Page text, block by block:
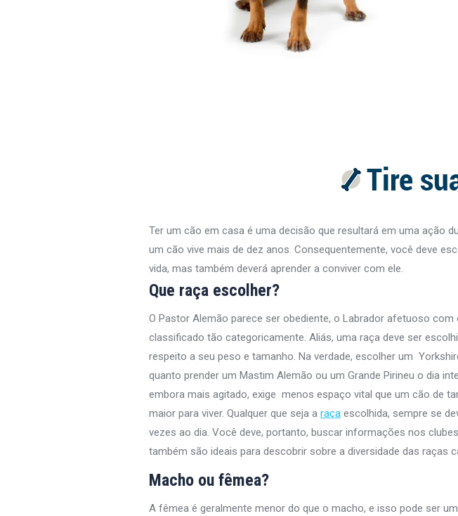
Ter um cão em casa é uma decisão que resultará em uma ação
um cão vive mais de dez anos. Consequentemente, você deve
vida, mas também deverá aprender a conviver com ele.
Que raça escolher?
O Pastor Alemão parece ser obediente, o Labrador afetuoso
classificado tão categoricamente. Aliás, uma raça deve ser
respeito a seu peso e tamanho. Na verdade, escolher um
quanto prender um Mastim Alemão ou um Grande Pirineu o dia
embora mais agitado, exige menos espaço vital que um cão de
maior para viver. Qualquer que seja a raça escolhida, sempre se
vezes ao dia. Você deve, portanto, buscar informações nos
também são ideais para descobrir sobre a diversidade das raças
Macho ou fêmea?
A fêmea é geralmente menor do que o macho, e isso pode ser